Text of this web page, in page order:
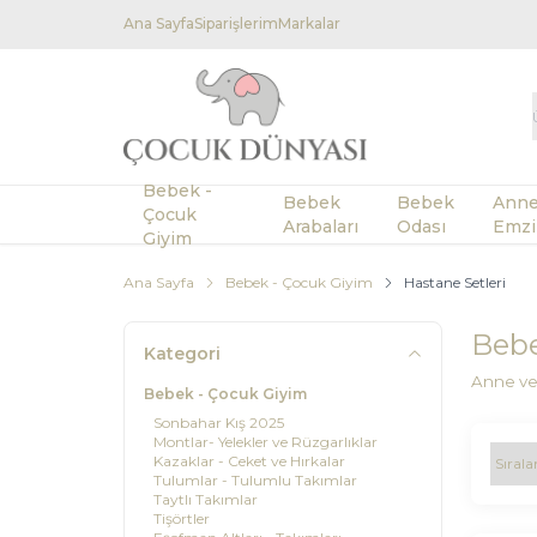
Ana SayfaSiparişlerimMarkalar
Bebek -
Çocuk
Giyim
Bebek
Arabaları
Bebek
Odası
Ana Sayfa Bebek - Çocuk Giyim Hastane Setleri
Kategori
Bebek - Çocuk Giyim
Sonbahar Kış 2025
Montlar- Yelekler ve Rüzgarlıklar
Kazaklar - Ceket ve Hırkalar
Tulumlar - Tulumlu Takımlar
Taytlı Takımlar
Tişörtler
Anne